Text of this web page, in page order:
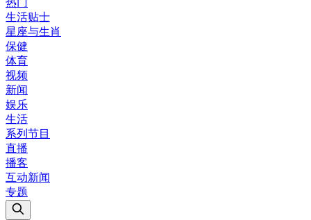
热门
生活贴士
星座与生肖
保健
体育
视频
新闻
娱乐
生活
系列节目
直播
播客
互动新闻
专题